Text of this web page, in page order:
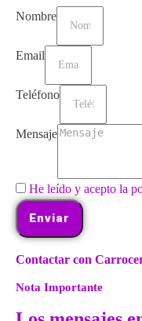
Nombre
Email
Teléfono
Mensaje
He leído y acepto la
Enviar
Contactar con
Nota Importante